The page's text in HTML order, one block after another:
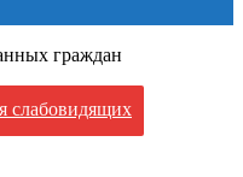
граждан
слабовидящих